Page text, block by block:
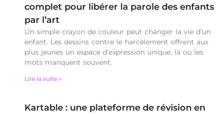
complet pour libérer la parole des enfants
par l’art
Un simple crayon de couleur peut changer la vie d’un
enfant. Les dessins contre le harcèlement offrent aux
plus jeunes un espace d’expression unique, là où les
mots manquent souvent.
Lire la suite »
Kartable : une plateforme de révision en